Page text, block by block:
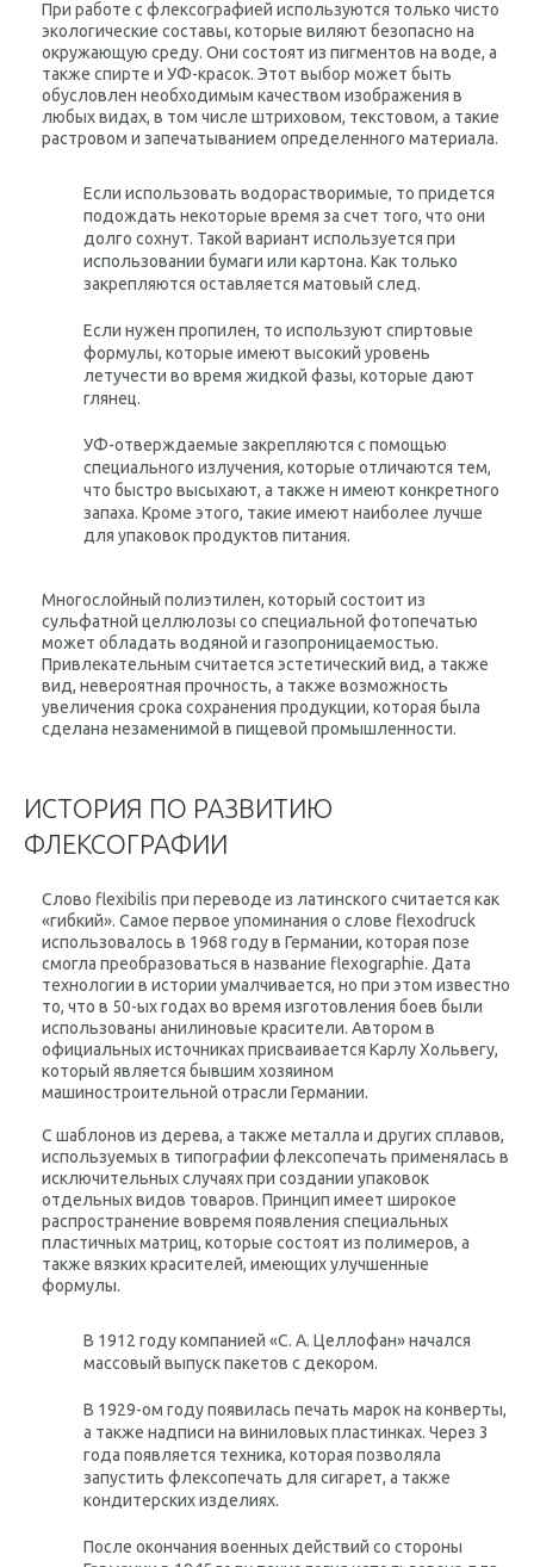
При работе с флексографией используются только чисто
экологические составы, которые виляют безопасно на
окружающую среду. Они состоят из пигментов на воде, а
также спирте и УФ-красок. Этот выбор может быть
обусловлен необходимым качеством изображения в
любых видах, в том числе штриховом, текстовом, а такие
растровом и запечатыванием определенного материала.
Если использовать водорастворимые, то придется
подождать некоторые время за счет того, что они
долго сохнут. Такой вариант используется при
использовании бумаги или картона. Как только
закрепляются оставляется матовый след.
Если нужен пропилен, то используют спиртовые
формулы, которые имеют высокий уровень
летучести во время жидкой фазы, которые дают
глянец.
УФ-отверждаемые закрепляются с помощью
специального излучения, которые отличаются тем,
что быстро высыхают, а также н имеют конкретного
запаха. Кроме этого, такие имеют наиболее лучше
для упаковок продуктов питания.
Многослойный полиэтилен, который состоит из
сульфатной целлюлозы со специальной фотопечатью
может обладать водяной и газопроницаемостью.
Привлекательным считается эстетический вид, а также
вид, невероятная прочность, а также возможность
увеличения срока сохранения продукции, которая была
сделана незаменимой в пищевой промышленности.
ИСТОРИЯ ПО РАЗВИТИЮ
ФЛЕКСОГРАФИИ
Слово flexibilis при переводе из латинского считается как
«гибкий». Самое первое упоминания о слове flexodruck
использовалось в 1968 году в Германии, которая позе
смогла преобразоваться в название flexographie. Дата
технологии в истории умалчивается, но при этом известно
то, что в 50-ых годах во время изготовления боев были
использованы анилиновые красители. Автором в
официальных источниках присваивается Карлу Хольвегу,
который является бывшим хозяином
машиностроительной отрасли Германии.
С шаблонов из дерева, а также металла и других сплавов,
используемых в типографии флексопечать применялась в
исключительных случаях при создании упаковок
отдельных видов товаров. Принцип имеет широкое
распространение вовремя появления специальных
пластичных матриц, которые состоят из полимеров, а
также вязких красителей, имеющих улучшенные
формулы.
В 1912 году компанией «С. А. Целлофан» начался
массовый выпуск пакетов с декором.
В 1929-ом году появилась печать марок на конверты,
а также надписи на виниловых пластинках. Через 3
года появляется техника, которая позволяла
запустить флексопечать для сигарет, а также
кондитерских изделиях.
После окончания военных действий со стороны